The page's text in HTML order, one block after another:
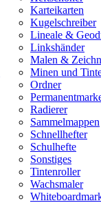
Karteikarten
Kugelschreiber
Lineale &
Linkshänder
Malen &
Minen und
Ordner
Radierer
Sammelmappen
Schnellhefter
Schulhefte
Sonstiges
Tintenroller
Wachsmaler